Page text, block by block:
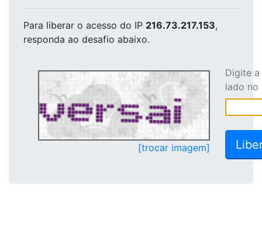
Para liberar o acesso do IP 216.73.217.153,
responda ao desafio abaixo.
[trocar imagem]
Digite
lado no